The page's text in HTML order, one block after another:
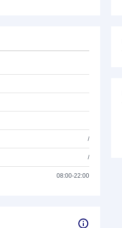
/
/
08:00-22:00